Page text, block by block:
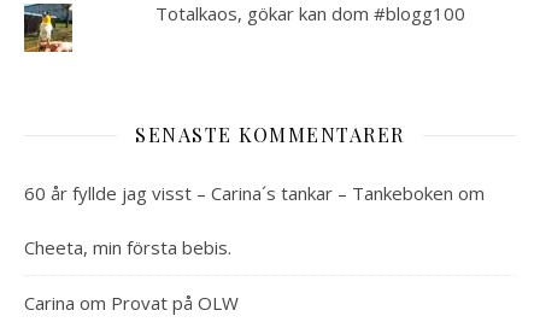
Totalkaos, gökar kan dom #blogg100
SENASTE KOMMENTARER
60 år fyllde jag visst – Carina´s tankar – Tankeboken om
Cheeta, min första bebis.
Carina om Provat på OLW